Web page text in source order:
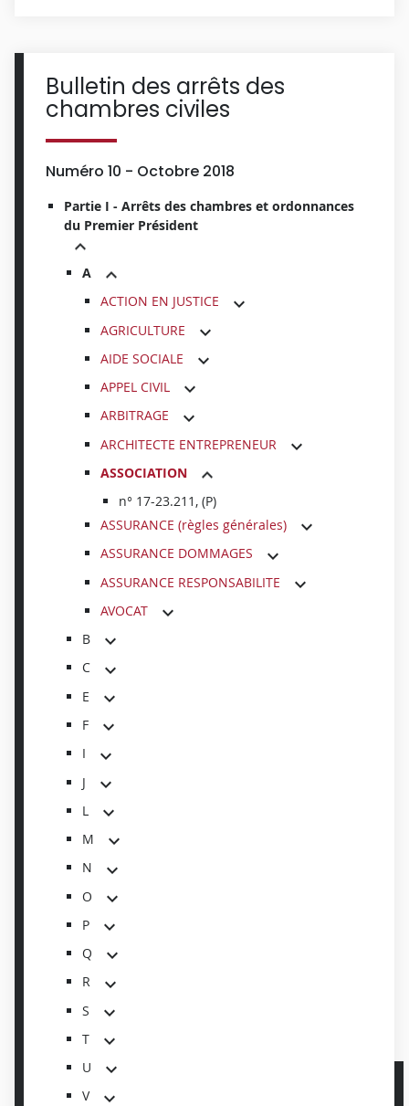
Bulletin des arrêts des
chambres civiles
Numéro 10 - Octobre 2018
Partie I - Arrêts des chambres et ordonnances
du Premier Président
A
ACTION EN JUSTICE
AGRICULTURE
AIDE SOCIALE
APPEL CIVIL
ARBITRAGE
ARCHITECTE ENTREPRENEUR
ASSOCIATION
n° 17-23.211, (P)
ASSURANCE (règles générales)
ASSURANCE DOMMAGES
ASSURANCE RESPONSABILITE
AVOCAT
B
C
E
F
I
J
L
M
N
O
P
Q
R
S
T
U
V